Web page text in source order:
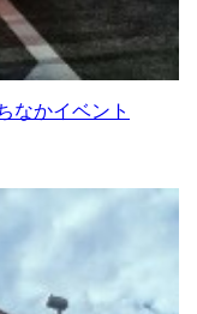
なかイベント